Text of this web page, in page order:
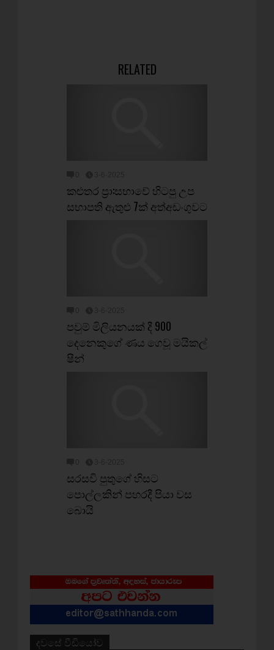
RELATED
කළුතර ප්‍රා:සභාවේ හිටපු උප
සභාපති ඇතුළු 7ක් අත්අඩංගුවට
පවුම් මිලියනයක් දී 900
දෙනෙකුගේ ණය ගෙවූ මයිකල්
ෂීන්
සරසවි පුතුගේ හිසට
පොල්ලකින් පහරදී පියා වස
බොයි
දවසේ වීඩියෝව